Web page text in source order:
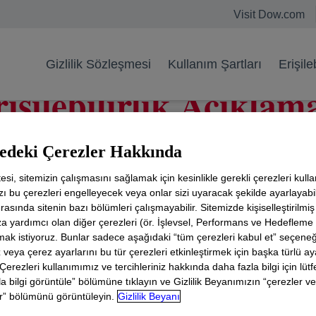
Visit Dow.com
Gizlilik Sözleşmesi Kullanım Şartları
web sitemizin tüm insanlar
getirilmesine kararlıdır.
için yardımcı teknoloji
okuması yapan cihazlardan erişilebilir
yenilemeye ve/veya yükseltmeye yönelik
Web sitemize erişimi en üst düzeye
Çerezler Hakkında
sitemizin çalışmasını sağlamak için kesinlikle gerekli çerezleri
bu çerezleri engelleyecek veya onlar sizi uyaracak şekilde
sitenin bazı bölümleri çalışmayabilir. Sitemizde
yardımcı olan diğer çerezleri (ör. İşlevsel, Performans ve
istiyoruz. Bunlar sadece aşağıdaki “tüm çerezleri kabul et”
veya çerez ayarlarını bu tür çerezleri etkinleştirmek için başka türlü
kullanımımız ve tercihleriniz hakkında daha fazla bilgi için
bilgi görüntüle” bölümüne tıklayın ve Gizlilik Beyanımızın “çerezler
bölümünü görüntüleyin.
Gizlilik Beyanı